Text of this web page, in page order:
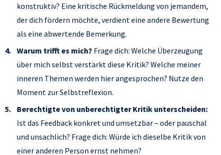
konstruktiv? Eine kritische Rückmeldung von jemandem,
der dich fördern möchte, verdient eine andere Bewertung
als eine abwertende Bemerkung.
Warum trifft es mich? Frage dich: Welche Überzeugung
über mich selbst verstärkt diese Kritik? Welche meiner
inneren Themen werden hier angesprochen? Nutze den
Moment zur Selbstreflexion.
Berechtigte von unberechtigter Kritik unterscheiden:
Ist das Feedback konkret und umsetzbar – oder pauschal
und unsachlich? Frage dich: Würde ich dieselbe Kritik von
einer anderen Person ernst nehmen?